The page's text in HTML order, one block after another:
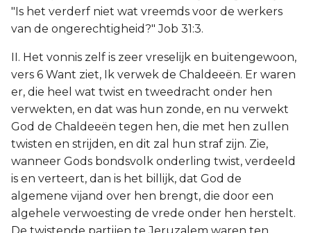
"Is het verderf niet wat vreemds voor de werkers
van de ongerechtigheid?" Job 31:3.
II. Het vonnis zelf is zeer vreselijk en buitengewoon,
vers 6 Want ziet, Ik verwek de Chaldeeën. Er waren
er, die heel wat twist en tweedracht onder hen
verwekten, en dat was hun zonde, en nu verwekt
God de Chaldeeën tegen hen, die met hen zullen
twisten en strijden, en dit zal hun straf zijn. Zie,
wanneer Gods bondsvolk onderling twist, verdeeld
is en verteert, dan is het billijk, dat God de
algemene vijand over hen brengt, die door een
algehele verwoesting de vrede onder hen herstelt.